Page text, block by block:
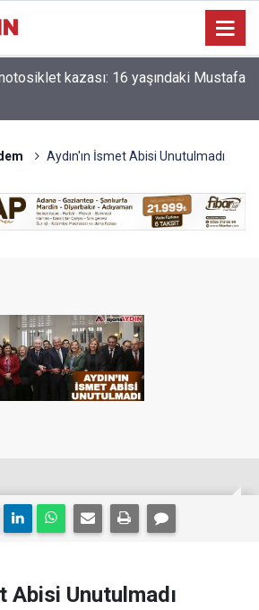
kazası: 16 yaşındaki Mustafa
Aydın'ın İsmet Abisi Unutulmadı
Abisi Unutulmadı